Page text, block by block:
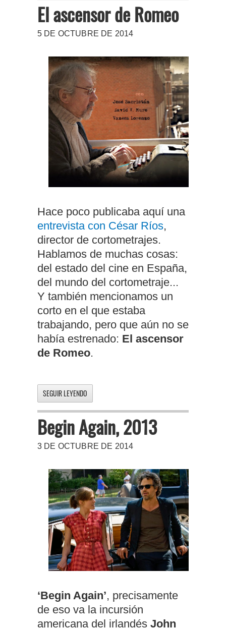
El ascensor de Romeo
5 DE OCTUBRE DE 2014
Hace poco publicaba aquí una
entrevista con César Ríos,
director de cortometrajes.
Hablamos de muchas cosas:
del estado del cine en España,
del mundo del cortometraje...
Y también mencionamos un
corto en el que estaba
trabajando, pero que aún no se
había estrenado: El ascensor
de Romeo.
SEGUIR LEYENDO
Begin Again, 2013
3 DE OCTUBRE DE 2014
‘Begin Again’, precisamente
de eso va la incursión
americana del irlandés John